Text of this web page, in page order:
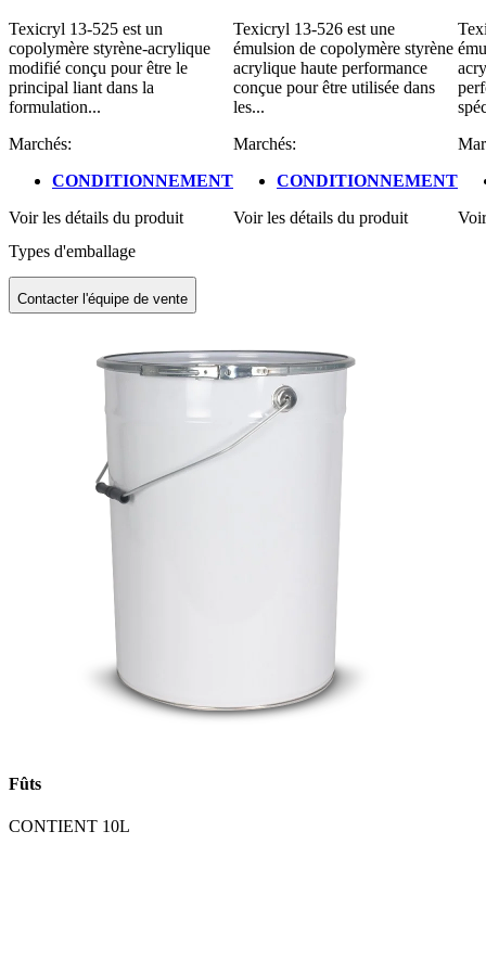
Texicryl 13-525 est un
copolymère styrène-acrylique
modifié conçu pour être le
principal liant dans la
formulation...
Marchés:
CONDITIONNEMENT
Voir les détails du produit
Texicryl 13-526 est une
émulsion de copolymère styrène
acrylique haute performance
conçue pour être utilisée dans
les...
Marchés:
CONDITIONNEMENT
Voir les détails du produit
Types d'emballage
Contacter l'équipe de vente
Fûts
CONTIENT 10L